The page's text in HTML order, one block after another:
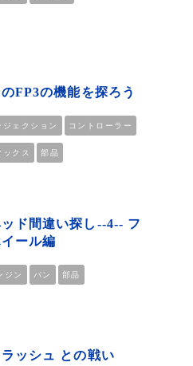
FP3の機能を探ろう
ジェクション コントローラー
クス 部品
ド間違い探し--4-- フ
ール編
ジン パン 部品
ッシュ との戦い